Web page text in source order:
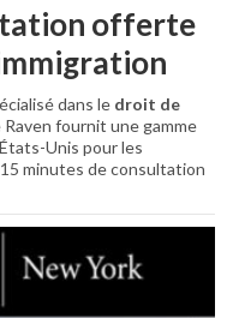
offerte
dans le droit de
Raven fournit une gamme
Unis pour les
minutes de consultation